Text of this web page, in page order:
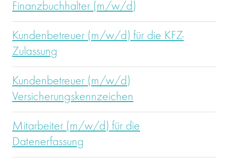
Finanzbuchhalter (m/w/d)
Kundenbetreuer (m/w/d) für die KFZ-
Zulassung
Kundenbetreuer (m/w/d)
Versicherungskennzeichen
Mitarbeiter (m/w/d) für die
Datenerfassung